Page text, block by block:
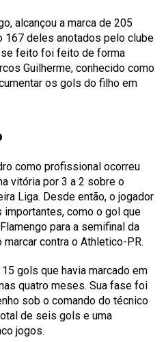
alcançou a marca de 205
167 deles anotados pelo clube
feito foi feito de forma
Guilherme, conhecido como
os gols do filho em
como profissional ocorreu
vitória por 3 a 2 sobre o
Liga. Desde então, o jogador
como o gol que
para a semifinal da
contra o Athletico-PR.
gols que havia marcado em
quatro meses. Sua fase foi
sob o comando do técnico
de seis gols e uma
jogos.